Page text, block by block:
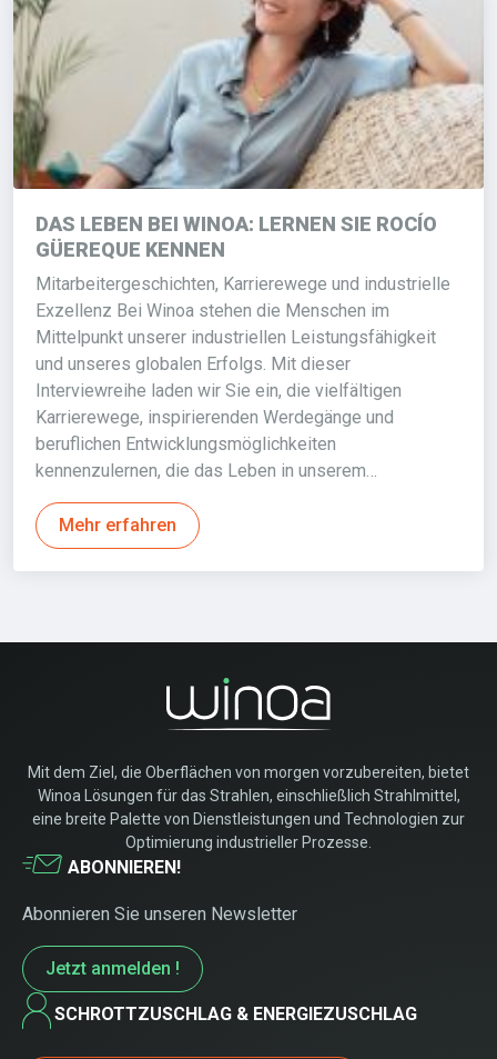
DAS LEBEN BEI WINOA: LERNEN SIE ROCÍO
GÜEREQUE KENNEN
Mitarbeitergeschichten, Karrierewege und industrielle
Exzellenz Bei Winoa stehen die Menschen im
Mittelpunkt unserer industriellen Leistungsfähigkeit
und unseres globalen Erfolgs. Mit dieser
Interviewreihe laden wir Sie ein, die vielfältigen
Karrierewege, inspirierenden Werdegänge und
beruflichen Entwicklungsmöglichkeiten
kennenzulernen, die das Leben in unserem…
Mehr erfahren
Mit dem Ziel, die Oberflächen von morgen vorzubereiten, bietet
Winoa Lösungen für das Strahlen, einschließlich Strahlmittel,
eine breite Palette von Dienstleistungen und Technologien zur
Optimierung industrieller Prozesse.
ABONNIEREN!
Abonnieren Sie unseren Newsletter
Jetzt anmelden !
SCHROTTZUSCHLAG & ENERGIEZUSCHLAG